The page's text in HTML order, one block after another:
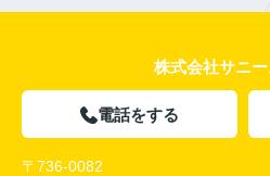
株式会社サニー
電話をする
〒736-0082